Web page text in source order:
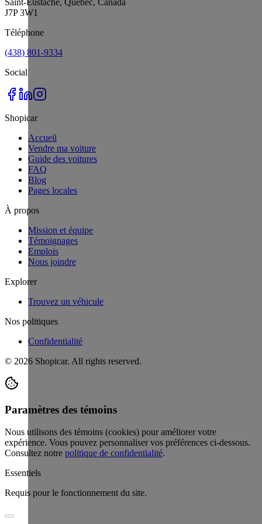
Saint-Eustache, Québec, Canada
J7P 3W1
Téléphone
(438) 801-9334
Social
Shopicar
Accueil
Vendre ma voiture
Guide des voitures
FAQ
Blog
Pages locales
À propos
Mission et équipe
Témoignages
Emplois
Nous joindre
Explorer
Trouvez un véhicule
Nos politiques
Confidentialité
© 2026 Shopicar. All rights reserved.
Paramètres des témoins
Nous utilisons des témoins (cookies) pour améliorer votre
expérience. Vous pouvez personnaliser vos préférences ci-dessous.
Consultez notre politique de confidentialité.
Essentiels
Requis pour le fonctionnement du site.